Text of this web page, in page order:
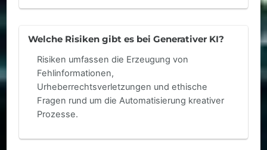
Welche Risiken gibt es bei Generativer KI?
Risiken umfassen die Erzeugung von
Fehlinformationen,
Urheberrechtsverletzungen und ethische
Fragen rund um die Automatisierung kreativer
Prozesse.